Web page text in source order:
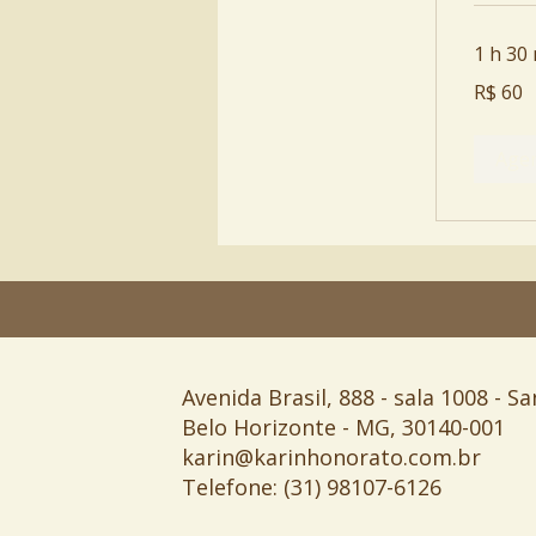
1 h 30
Reais
R$ 60
Avenida Brasil, 888 - sala 1008 -
Belo Horizonte - MG, 30140-001
karin@karinhonorato.com.br
Telefone: (31) 98107-6126